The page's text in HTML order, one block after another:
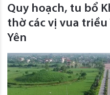
Quy hoạch, tu bổ
thờ các vị vua
Yên